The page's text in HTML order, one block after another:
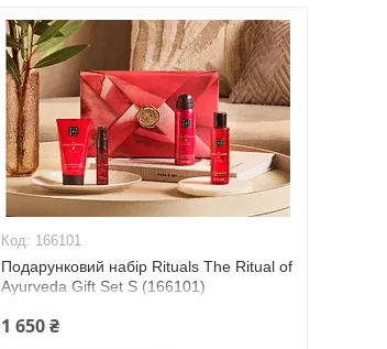
166101
Подарунковий набір Rituals The Ritual of
Ayurveda Gift Set S (166101)
1 650 ₴